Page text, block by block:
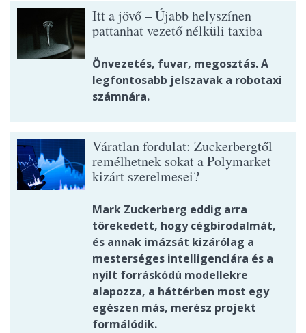
Itt a jövő – Újabb helyszínen
pattanhat vezető nélküli taxiba
Önvezetés, fuvar, megosztás. A
legfontosabb jelszavak a robotaxi
számnára.
Váratlan fordulat: Zuckerbergtől
remélhetnek sokat a Polymarket
kizárt szerelmesei?
Mark Zuckerberg eddig arra
törekedett, hogy cégbirodalmát,
és annak imázsát kizárólag a
mesterséges intelligenciára és a
nyílt forráskódú modellekre
alapozza, a háttérben most egy
egészen más, merész projekt
formálódik.